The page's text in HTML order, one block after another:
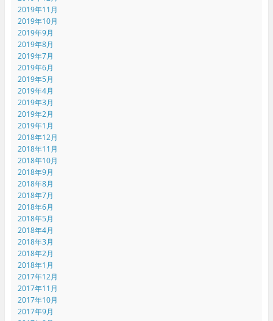
2019年11月
2019年10月
2019年9月
2019年8月
2019年7月
2019年6月
2019年5月
2019年4月
2019年3月
2019年2月
2019年1月
2018年12月
2018年11月
2018年10月
2018年9月
2018年8月
2018年7月
2018年6月
2018年5月
2018年4月
2018年3月
2018年2月
2018年1月
2017年12月
2017年11月
2017年10月
2017年9月